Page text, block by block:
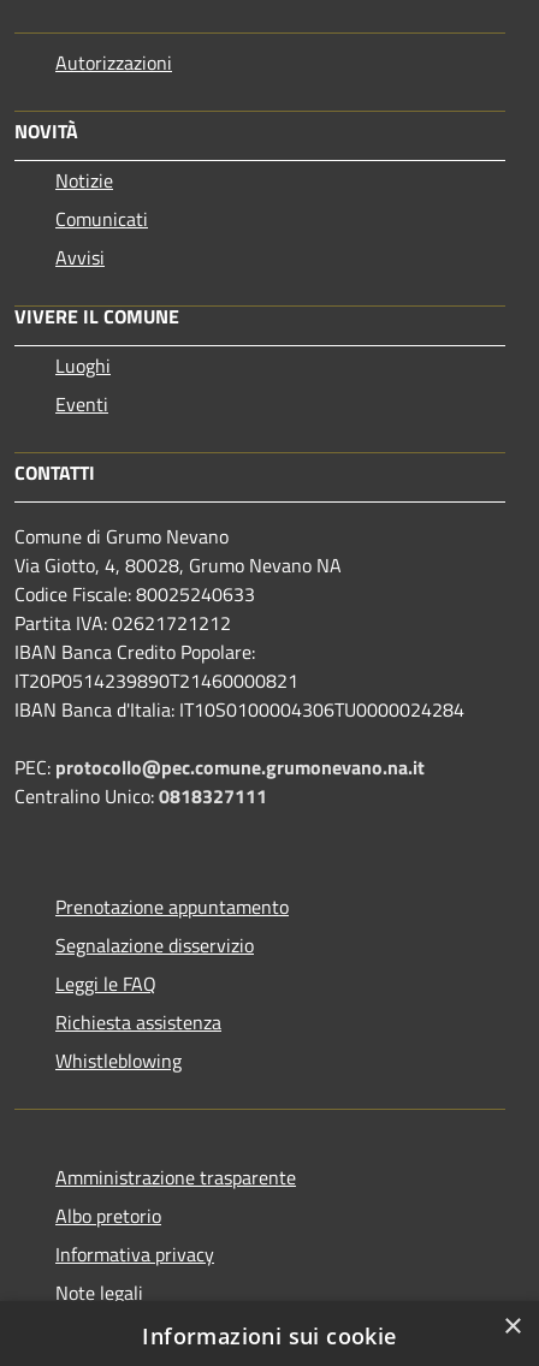
Autorizzazioni
NOVITÀ
Notizie
Comunicati
Avvisi
VIVERE IL COMUNE
Luoghi
Eventi
CONTATTI
Comune di Grumo Nevano
Via Giotto, 4, 80028, Grumo Nevano NA
Codice Fiscale: 80025240633
Partita IVA: 02621721212
IBAN Banca Credito Popolare:
IT20P0514239890T21460000821
IBAN Banca d'Italia: IT10S0100004306TU0000024284
PEC: protocollo@pec.comune.grumonevano.na.it
Centralino Unico:0818327111
Prenotazione appuntamento
Segnalazione disservizio
Leggi le FAQ
Richiesta assistenza
Whistleblowing
Amministrazione trasparente
Albo pretorio
Informativa privacy
Note legali
Dichiarazione di accessibilità
×
Informazioni sui cookie